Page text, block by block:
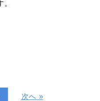
次へ »